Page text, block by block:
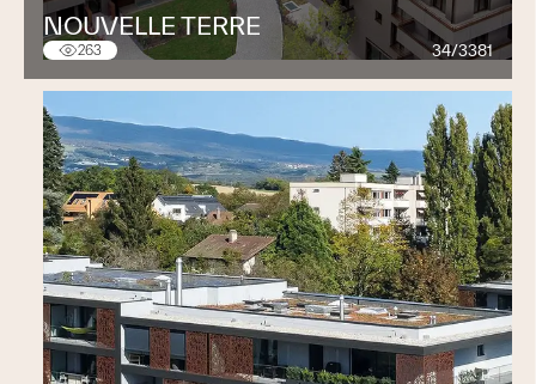
NOUVELLE TERRE
263 34/3381